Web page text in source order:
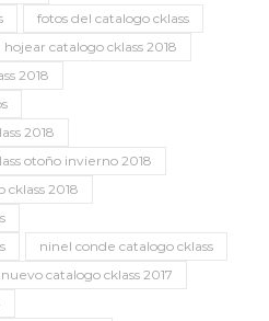
fotos del catalogo cklass
hojear catalogo cklass 2018
2018
2018
otoño invierno 2018
cklass 2018
ninel conde catalogo cklass
nuevo catalogo cklass 2017